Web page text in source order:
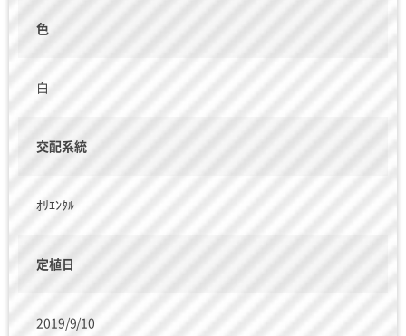
色
白
交配系統
ｵﾘｴﾝﾀﾙ
定植日
2019/9/10